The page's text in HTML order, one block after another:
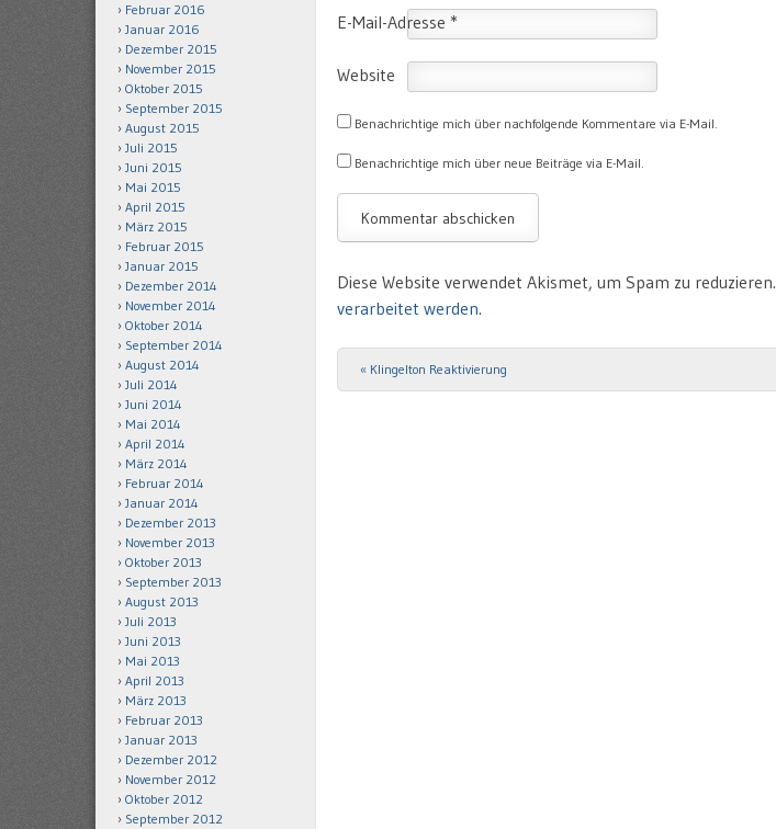
E-Mail-Adresse *
Website
Benachrichtige mich über nachfolgende Kommentare via E-Mail.
Benachrichtige mich über neue Beiträge via E-Mail.
Diese Website verwendet Akismet, um Spam zu reduzieren.
verarbeitet werden.
Post navigation
« Klingelton Reaktivierung
Februar 2016
Januar 2016
Dezember 2015
November 2015
Oktober 2015
September 2015
August 2015
Juli 2015
Juni 2015
Mai 2015
April 2015
März 2015
Februar 2015
Januar 2015
Dezember 2014
November 2014
Oktober 2014
September 2014
August 2014
Juli 2014
Juni 2014
Mai 2014
April 2014
März 2014
Februar 2014
Januar 2014
Dezember 2013
November 2013
Oktober 2013
September 2013
August 2013
Juli 2013
Juni 2013
Mai 2013
April 2013
März 2013
Februar 2013
Januar 2013
Dezember 2012
November 2012
Oktober 2012
September 2012